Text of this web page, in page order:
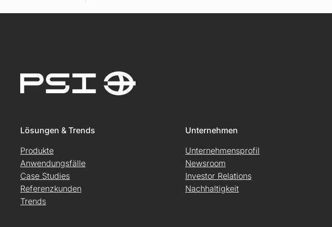
Lösungen & Trends
Produkte
Anwendungsfälle
Case Studies
Referenzkunden
Trends
Unternehmen
Unternehmensprofil
Newsroom
Investor Relations
Nachhaltigkeit